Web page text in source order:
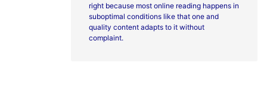
right because most online reading happens in
suboptimal conditions like that one and
quality content adapts to it without
complaint.